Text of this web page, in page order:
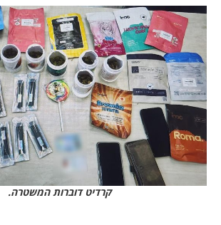
קרדיט דוברות המשטרה.